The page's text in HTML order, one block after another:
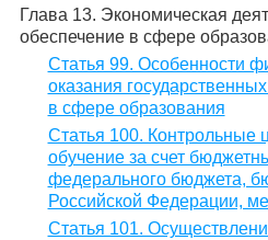
Глава 13. Экономическая
обеспечение в сфере
Статья 99. Особенности
оказания
в сфере образования
Статья 100.
обучение за счет
федерального бюджета,
Российской Федерации,
Статья 101.